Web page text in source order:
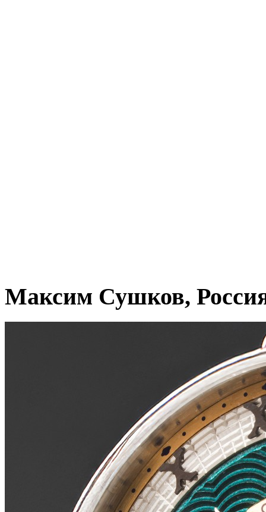
Максим Сушков,